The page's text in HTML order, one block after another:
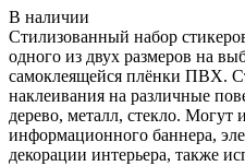
В наличии
Стилизованный набор
одного из двух размеров на
самоклеящейся плёнки ПВХ.
наклеивания на различные
дерево, металл, стекло. Могут
информационного баннера,
декорации интерьера, также